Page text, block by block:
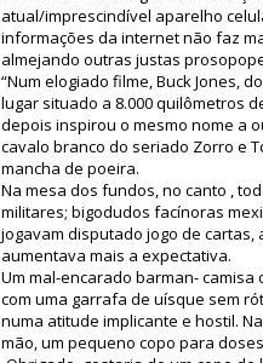
atual/imprescindível aparelho
informações da internet não faz
almejando outras justas
“Num elogiado filme, Buck Jones,
lugar situado a 8.000 quilômetros
depois inspirou o mesmo nome a
cavalo branco do seriado Zorro e
mancha de poeira.
Na mesa dos fundos, no canto ,
militares; bigodudos facínoras
jogavam disputado jogo de cartas,
aumentava mais a expectativa.
Um mal-encarado barman-
com uma garrafa de uísque sem
numa atitude implicante e hostil.
mão, um pequeno copo para